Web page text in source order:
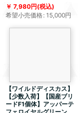
7,980円(税込)
希望小売価格: 15,000円
【ワイルドディスカス】
【少数入荷】【国産ブリ
ードF1個体】アッパーテ